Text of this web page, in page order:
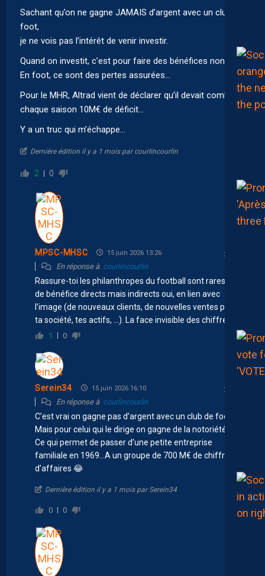
Sachant qu’on ne gagne JAMAIS d’argent avec un club de
foot,
je ne vois pas l’intérêt de venir investir.
Quand on investit, c’est pour faire des bénéfices non ???
En foot, ce sont des pertes assurées…
Pour le MHR, Altrad vient de déclarer qu’il devait combler
chaque saison 10M€ de déficit…
Y a un truc qui m’échappe…
Dernière édition il y a 1 mois par courlincourlin
2 0
MPSC-MHSC 15 juin 2026 13:26
En réponse à courlincourlin
Rassure-toi les philanthropes du football sont rares. Pas
de bénéfice directs mais indirects oui, en lien avec
l’image (de nouveaux clients, de nouvelles ventes pour
ta société, tes actifs, …). La face invisible des chiffres.
1 0
Serein34 15 juin 2026 16:10
En réponse à courlincourlin
C’est vrai on gagne pas d’argent avec un club de foot …
Mais pour celui qui le dirige on gagne de la notoriété !!!
Ce qui permet de passer d’une petite entreprise
familiale en 1969…A un groupe de 700 M€ de chiffre
d’affaires 😂
Dernière édition il y a 1 mois par Serein34
0 0